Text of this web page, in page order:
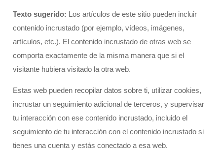
Texto sugerido: Los artículos de este sitio pueden incluir
contenido incrustado (por ejemplo, vídeos, imágenes,
artículos, etc.). El contenido incrustado de otras web se
comporta exactamente de la misma manera que si el
visitante hubiera visitado la otra web.
Estas web pueden recopilar datos sobre ti, utilizar cookies,
incrustar un seguimiento adicional de terceros, y supervisar
tu interacción con ese contenido incrustado, incluido el
seguimiento de tu interacción con el contenido incrustado si
tienes una cuenta y estás conectado a esa web.